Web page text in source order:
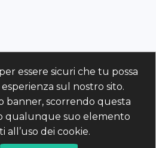
del Broadcast e
| REA PD-214568 Cod. Univoco
essere sicuri che tu possa
sul nostro sito.
banner, scorrendo questa
qualunque suo elemento
all’uso dei cookie.